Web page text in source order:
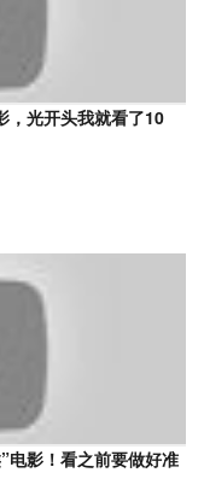
，光开头我就看了10
电影！看之前要做好准